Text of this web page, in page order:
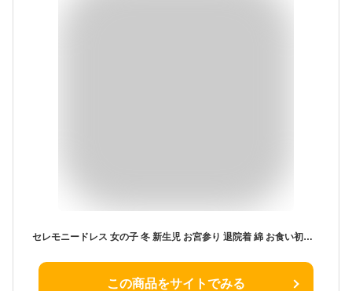
セレモニードレス 女の子 冬 新生児 お宮参り 退院着 綿 お食い初め ワンピース おしゃれ 刺繍 帽子 ベビードレス 60 70 80 バースデイ
この商品をサイトでみる